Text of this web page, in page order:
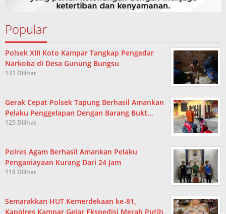
Popular
Polsek XIII Koto Kampar Tangkap Pengedar
Narkoba di Desa Gunung Bungsu
131 Dilihat
Gerak Cepat Polsek Tapung Berhasil Amankan
Pelaku Penggelapan Dengan Barang Bukt…
125 Dilihat
Polres Agam Berhasil Amankan Pelaku
Penganiayaan Kurang Dari 24 Jam
118 Dilihat
Semarakkan HUT Kemerdekaan ke-81,
Kapolres Kampar Gelar Ekspedisi Merah Putih